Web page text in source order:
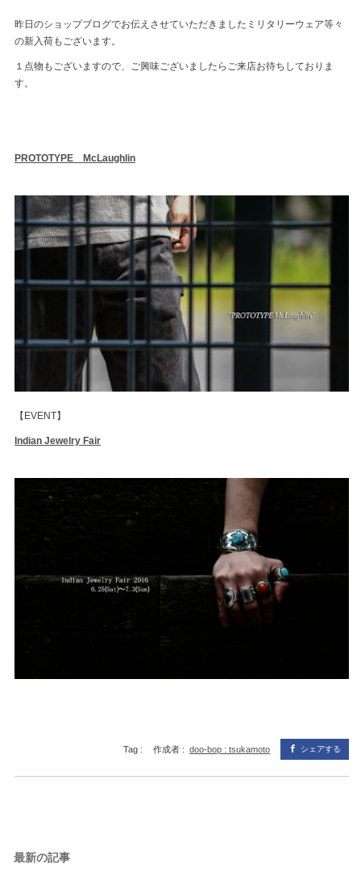
昨日のショップブログでお伝えさせていただきましたミリタリーウェア等々
の新入荷もございます。
１点物もございますので、ご興味ございましたらご来店お待ちしておりま
す。
PROTOTYPE McLaughlin
【EVENT】
Indian Jewelry Fair
シェアする
Tag : 作成者 : doo-bop : tsukamoto
最新の記事